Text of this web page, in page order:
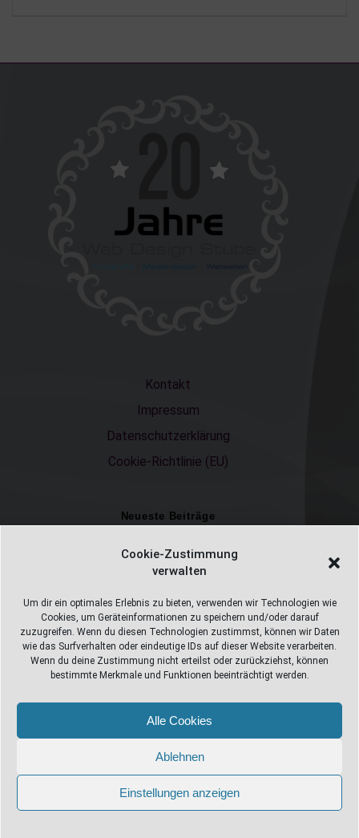
Cookie-Zustimmung
verwalten
Um dir ein optimales Erlebnis zu bieten, verwenden wir Technologien wie
Cookies, um Geräteinformationen zu speichern und/oder darauf
zuzugreifen. Wenn du diesen Technologien zustimmst, können wir Daten
wie das Surfverhalten oder eindeutige IDs auf dieser Website verarbeiten.
Wenn du deine Zustimmung nicht erteilst oder zurückziehst, können
bestimmte Merkmale und Funktionen beeinträchtigt werden.
Alle Cookies
Ablehnen
Einstellungen anzeigen
Kontakt
Impressum
Datenschutzerklärung
Cookie-Richtlinie (EU)
Neueste Beiträge
Einschulungsfotos 2026 – ein unvergesslicher Moment
Fotostudio in Fichtelberg
Alles Pizza oder was ;-)
Überweisungen
Weihnachtsfotoshooting 2026
Web Design Stube 95686 Fichtelberg
Bayreuther Straße 10
info@webdesign-stube.de